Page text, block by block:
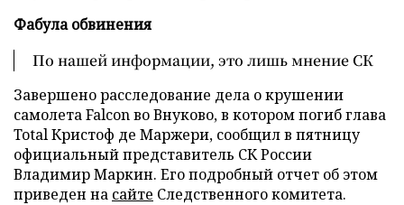
Фабула обвинения
По нашей информации, это лишь мнение СК
Завершено расследование дела о крушении
самолета Falcon во Внуково, в котором погиб глава
Total Кристоф де Маржери, сообщил в пятницу
официальный представитель СК России
Владимир Маркин. Его подробный отчет об этом
приведен на сайте Следственного комитета.